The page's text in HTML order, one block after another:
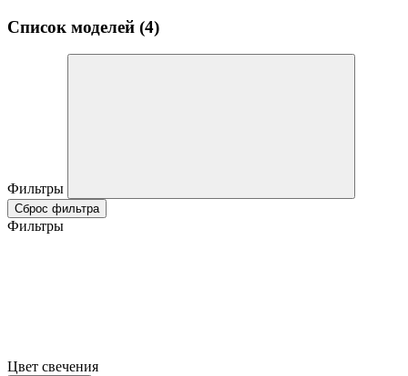
Список моделей (4)
Фильтры
Сброс фильтра
Фильтры
Цвет свечения